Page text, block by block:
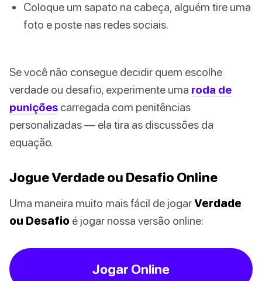
Coloque um sapato na cabeça, alguém tire uma
foto e poste nas redes sociais.
Se você não consegue decidir quem escolhe
verdade ou desafio, experimente uma roda de
punições carregada com penitências
personalizadas — ela tira as discussões da
equação.
Jogue Verdade ou Desafio Online
Uma maneira muito mais fácil de jogar Verdade
ou Desafio é jogar nossa versão online:
Jogar Online